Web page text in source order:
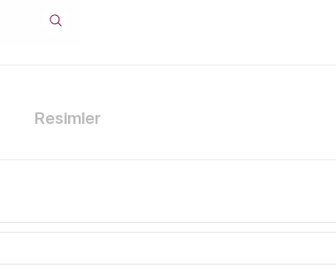
Resimler